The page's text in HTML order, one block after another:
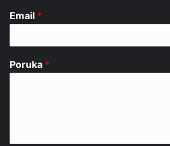
Email *
Poruka *